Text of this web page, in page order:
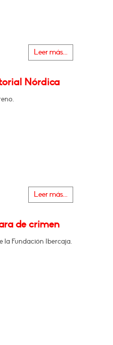
Leer más...
Nórdica
Leer más...
de crimen
la Fundación Ibercaja.